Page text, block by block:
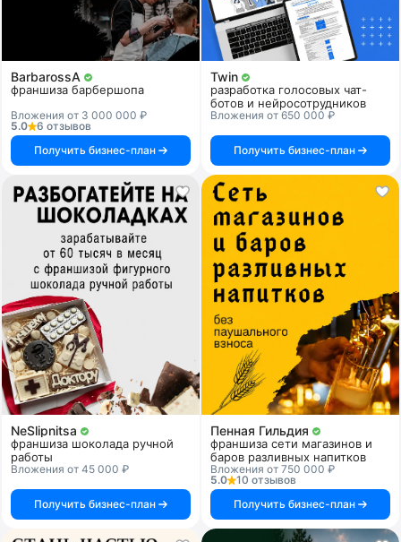
BarbarossA
франшиза барбершопа
Вложения от 3 000 000 ₽
5.0
6 отзывов
Получить бизнес-план
Twin
разработка голосовых чат-
ботов и нейросотрудников
Вложения от 650 000 ₽
Получить бизнес-план
NeSlipnitsa
франшиза шоколада ручной
работы
Вложения от 45 000 ₽
Получить бизнес-план
Пенная Гильдия
франшиза сети магазинов и
баров разливных напитков
Вложения от 750 000 ₽
5.0
10 отзывов
Получить бизнес-план